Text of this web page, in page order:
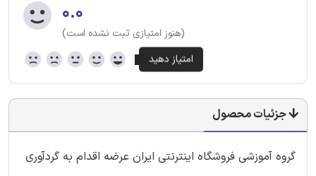
۰.۰
(هنوز امتیازی ثبت نشده است)
جزئیات محصول
گروه آموزشی فروشگاه اینترنتی ایران عرضه اقدام به گردآوری